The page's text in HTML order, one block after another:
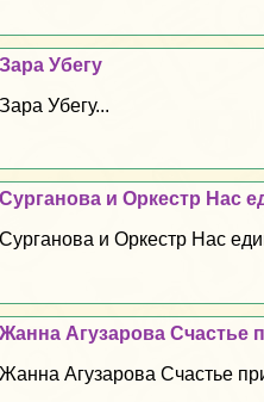
Зара Убегу
Зара Убегу...
Сурганова и Оркестр Нас
Сурганова и Оркестр Нас
Жанна Агузарова Счастье
Жанна Агузарова Счастье